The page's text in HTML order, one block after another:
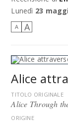
Lunedì 23
A A
Alice
TITOLO ORIGINALE
Alice Through
ORIGINE